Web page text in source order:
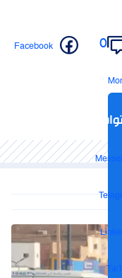
0
Facebook
الاجتماعي